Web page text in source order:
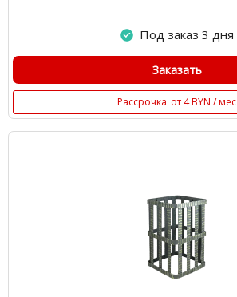
Под заказ 3 дня
Заказать
Рассрочка от 4 BYN / мес